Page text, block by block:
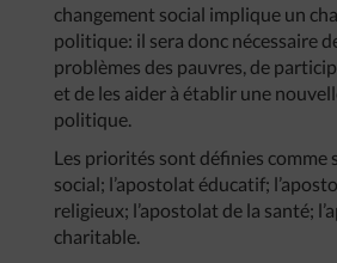
changement social implique un
politique: il sera donc nécessaire
problèmes des pauvres, de
et de les aider à établir une
politique.
Les priorités sont définies comme
social; l’apostolat éducatif;
religieux; l’apostolat de la santé;
charitable.